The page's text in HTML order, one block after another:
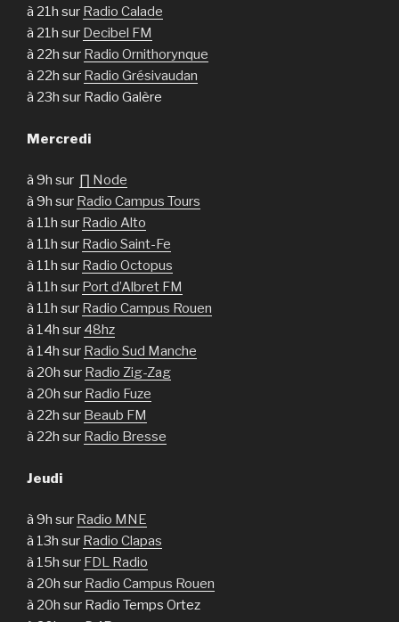
à 21h sur Radio Calade
à 21h sur Decibel FM
à 22h sur Radio Ornithorynque
à 22h sur Radio Grésivaudan
à 23h sur Radio Galère
Mercredi
à 9h sur ∏ Node
à 9h sur Radio Campus Tours
à 11h sur Radio Alto
à 11h sur Radio Saint-Fe
à 11h sur Radio Octopus
à 11h sur Port d’Albret FM
à 11h sur Radio Campus Rouen
à 14h sur 48hz
à 14h sur Radio Sud Manche
à 20h sur Radio Zig-Zag
à 20h sur Radio Fuze
à 22h sur Beaub FM
à 22h sur Radio Bresse
Jeudi
à 9h sur Radio MNE
à 13h sur Radio Clapas
à 15h sur FDL Radio
à 20h sur Radio Campus Rouen
à 20h sur Radio Temps Ortez